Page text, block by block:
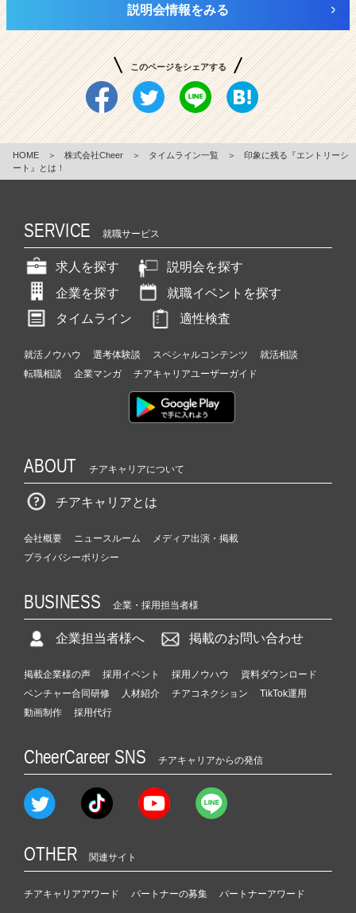
説明会情報をみる
このページをシェアする
HOME ＞ 株式会社Cheer ＞ タイムライン一覧 ＞
印象に残る『エントリーシ
ート』とは！
SERVICE 就職サービス
求人を探す
説明会を探す
企業を探す
就職イベントを探す
タイムライン
適性検査
就活ノウハウ 選考体験談 スペシャルコンテンツ
就活相談
転職相談
企業マンガ チアキャリアユーザーガイド
ABOUT チアキャリアについて
チアキャリアとは
会社概要 ニュースルーム
メディア出演・掲載
プライバシーポリシー
BUSINESS 企業・採用担当者様
企業担当者様へ 掲載のお問い合わせ
掲載企業様の声 採用イベント 採用ノウハウ
資料ダウンロード
ベンチャー合同研修
人材紹介 チアコネクション
TikTok運用
動画制作
採用代行
CheerCareer SNS チアキャリアからの発信
OTHER 関連サイト
チアキャリアアワード パートナーの募集 パートナーアワード